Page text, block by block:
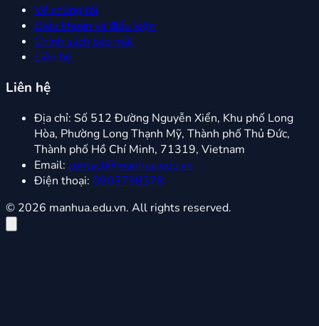
Về chúng tôi
Điều khoản và điều kiện
Chính sách bảo mật
Liên hệ
Liên hệ
Địa chỉ: Số 512 Đường Nguyễn Xiển, Khu phố Long
Hòa, Phường Long Thạnh Mỹ, Thành phố Thủ Đức,
Thành phố Hồ Chí Minh, 71319, Vietnam
Email: contact@manhua.edu.vn
Điện thoại: 0903798378
© 2026 manhua.edu.vn. All rights reserved.